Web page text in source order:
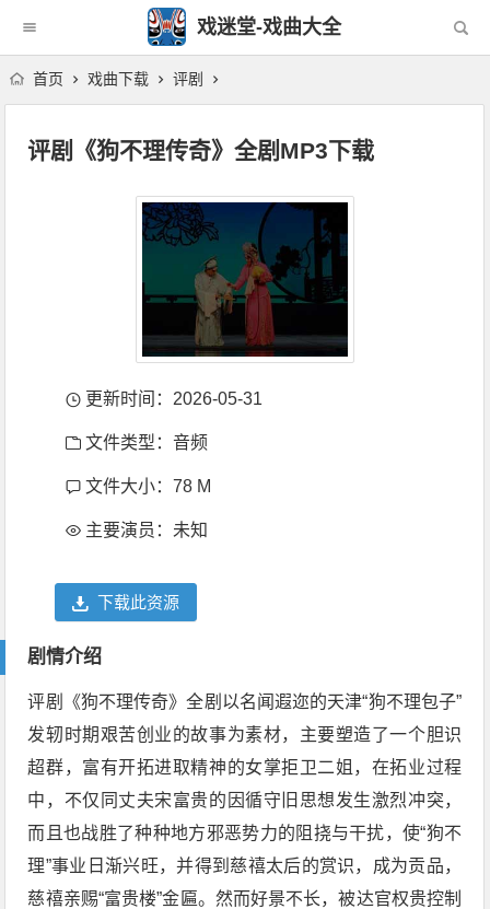
戏迷堂-戏曲大全
首页 戏曲下载 评剧
评剧《狗不理传奇》全剧MP3下载
更新时间：2026-05-31
文件类型：音频
文件大小：78 M
主要演员：未知
下载此资源
剧情介绍
评剧《狗不理传奇》全剧以名闻遐迩的天津“狗不理包子”
发轫时期艰苦创业的故事为素材，主要塑造了一个胆识
超群，富有开拓进取精神的女掌拒卫二姐，在拓业过程
中，不仅同丈夫宋富贵的因循守旧思想发生激烈冲突，
而且也战胜了种种地方邪恶势力的阻挠与干扰，使“狗不
理”事业日渐兴旺，并得到慈禧太后的赏识，成为贡品，
慈禧亲赐“富贵楼”金匾。然而好景不长，被达官权贵控制